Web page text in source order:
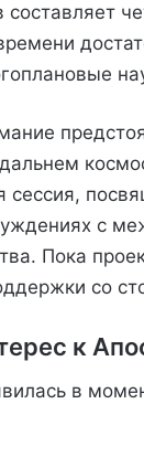
составляет
сессия,
с
Пока
со
к
в